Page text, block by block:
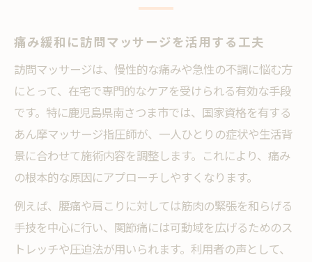
痛み緩和に訪問マッサージを活用する工夫
訪問マッサージは、慢性的な痛みや急性の不調に悩む方
にとって、在宅で専門的なケアを受けられる有効な手段
です。特に鹿児島県南さつま市では、国家資格を有する
あん摩マッサージ指圧師が、一人ひとりの症状や生活背
景に合わせて施術内容を調整します。これにより、痛み
の根本的な原因にアプローチしやすくなります。
例えば、腰痛や肩こりに対しては筋肉の緊張を和らげる
手技を中心に行い、関節痛には可動域を広げるためのス
トレッチや圧迫法が用いられます。利用者の声として、